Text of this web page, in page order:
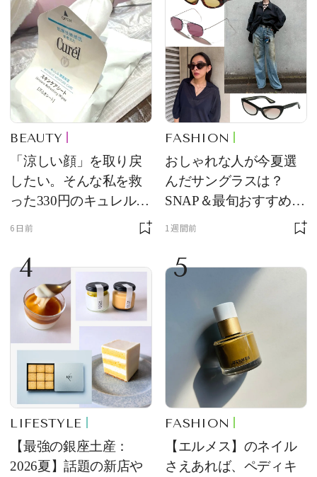
BEAUTY
「涼しい顔」を取り戻
したい。そんな私を救
った330円のキュレル名
6日前
FASHION
おしゃれな人が今夏選
んだサングラスは？
SNAP＆最旬おすすめサ
1週間前
4
LIFESTYLE
【最強の銀座土産：
2026夏】話題の新店や
5
FASHION
【エルメス】のネイル
さえあれば、ペディキ